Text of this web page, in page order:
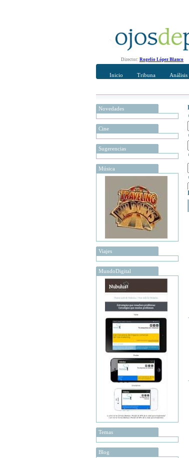
Director: Rogelio López Blanco
Inicio Tribuna Análisis
Novedades
Cine
Sugerencias
Música
Viajes
MundoDigital
Temas
Blog